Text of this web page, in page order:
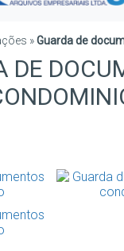
»Guarda de
DE